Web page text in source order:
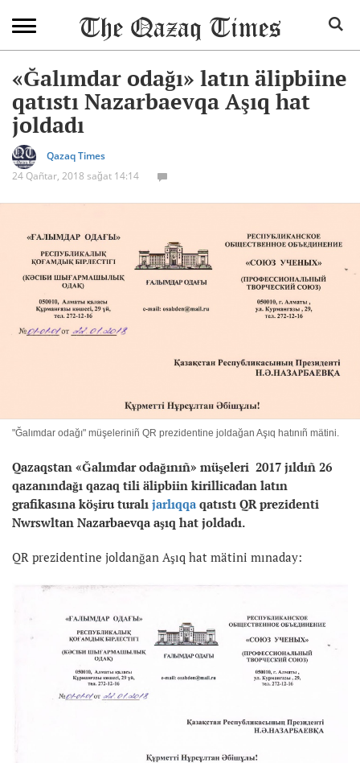
«Ğalımdar odağı» latın älipbiine
qatıstı Nazarbaevqa Aşıq hat
joldadı
Qazaq Times
24 Qañtar, 2018 sağat 14:14
"Ğalımdar odağı" müşeleriniñ QR prezidentine joldağan Aşıq hatınıñ mätini.
Qazaqstan «Ğalımdar odağınıñ» müşeleri 2017 jıldıñ 26
qazanındağı qazaq tili älipbiin kirillicadan latın
grafikasına köşiru turalı jarlıqqaqatıstı QR prezidenti
Nwrswltan Nazarbaevqa aşıq hat joldadı.
QR prezidentine joldanğan Aşıq hat mätini mınaday: